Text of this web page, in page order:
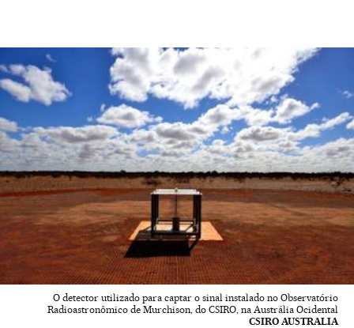
O detector utilizado para captar o sinal instalado no Observatório
Radioastronômico de Murchison, do CSIRO, na Austrália Ocidental
CSIRO AUSTRALIA